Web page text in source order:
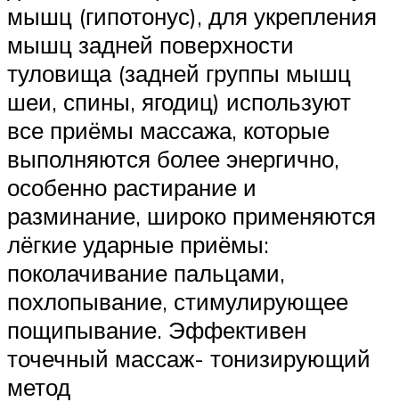
мышц (гипотонус), для укрепления
мышц задней поверхности
туловища (задней группы мышц
шеи, спины, ягодиц) используют
все приёмы массажа, которые
выполняются более энергично,
особенно растирание и
разминание, широко применяются
лёгкие ударные приёмы:
поколачивание пальцами,
похлопывание, стимулирующее
пощипывание. Эффективен
точечный массаж- тонизирующий
метод